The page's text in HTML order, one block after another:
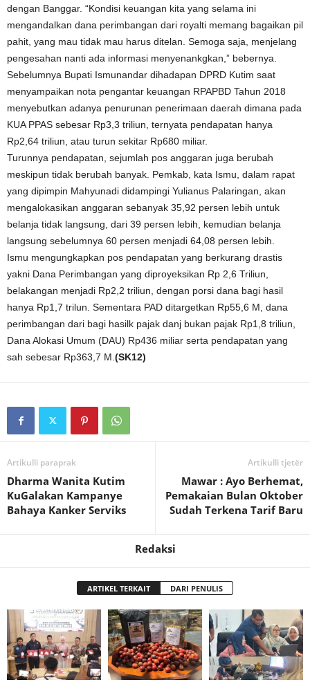
dengan Banggar. “Kondisi keuangan kita yang selama ini
mengandalkan dana perimbangan dari royalti memang bagaikan pil
pahit, yang mau tidak mau harus ditelan. Semoga saja, menjelang
pengesahan nanti ada informasi menyenankgkan,” bebernya.
Sebelumnya Bupati Ismunandar dihadapan DPRD Kutim saat
menyampaikan nota pengantar keuangan RPAPBD Tahun 2018
menyebutkan adanya penurunan penerimaan daerah dimana pada
KUA PPAS sebesar Rp3,3 triliun, ternyata pendapatan hanya
Rp2,64 triliun, atau turun sekitar Rp680 miliar.
Turunnya pendapatan, sejumlah pos anggaran juga berubah
meskipun tidak berubah banyak. Pemkab, kata Ismu, dalam rapat
yang dipimpin Mahyunadi didampingi Yulianus Palaringan, akan
mengalokasikan anggaran sebanyak 35,92 persen lebih untuk
belanja tidak langsung, dari 39 persen lebih, kemudian belanja
langsung sebelumnya 60 persen menjadi 64,08 persen lebih.
Ismu mengungkapkan pos pendapatan yang berkurang drastis
yakni Dana Perimbangan yang diproyeksikan Rp 2,6 Triliun,
belakangan menjadi Rp2,2 triliun, dengan porsi dana bagi hasil
hanya Rp1,7 trilun. Sementara PAD ditargetkan Rp55,6 M, dana
perimbangan dari bagi hasilk pajak danj bukan pajak Rp1,8 triliun,
Dana Alokasi Umum (DAU) Rp436 miliar serta pendapatan yang
sah sebesar Rp363,7 M. (SK12)
Artikulli paraprak
Dharma Wanita Kutim
KuGalakan Kampanye
Bahaya Kanker Serviks
Artikulli tjetër
Mawar : Ayo Berhemat,
Pemakaian Bulan Oktober
Sudah Terkena Tarif Baru
Redaksi
ARTIKEL TERKAIT DARI PENULIS